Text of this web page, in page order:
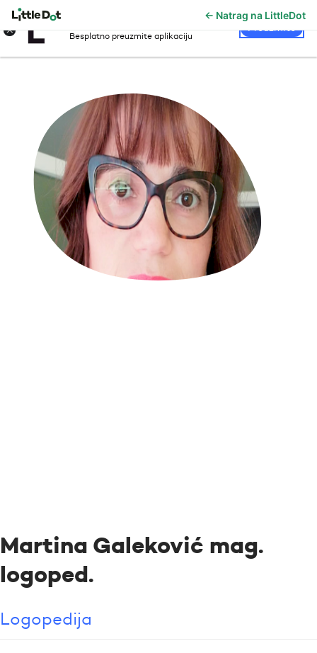
← Natrag na LittleDot
Martina Galeković mag.
logoped.
Logopedija
× Besplatno preuzmite aplikaciju
Preuzmite